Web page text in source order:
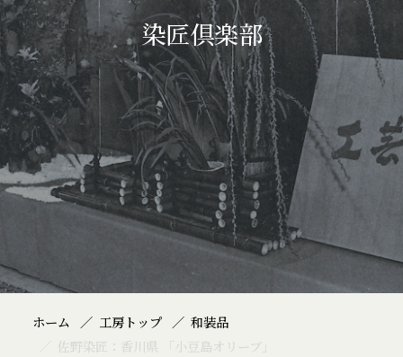
染匠倶楽部
ホーム 工房トップ
和装品
佐野染匠：香川県 「小豆島オリーブ」